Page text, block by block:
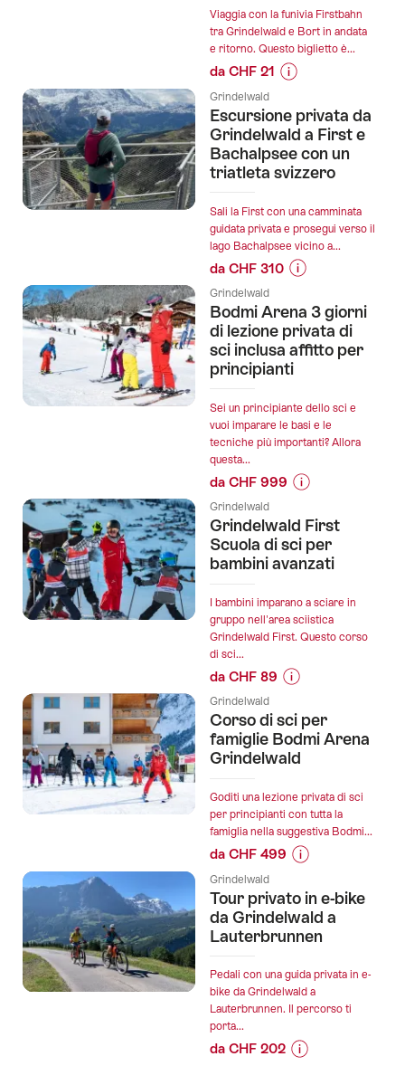
sci
o
snowboard
Männlichen":
Viaggia con la funivia Firstbahn
tra Grindelwald e Bort in andata
e ritorno. Questo biglietto è...
da CHF 21
sul
prezzo
dell’offerta
"Biglietto
Grindelwald
-
Bort
con
funivia
Firstbahn":
Grindelwald
Escursione privata da
Grindelwald a First e
Bachalpsee con un
triatleta svizzero
Sali la First con una camminata
guidata privata e prosegui verso il
lago Bachalpsee vicino a...
da CHF 310
sul
prezzo
dell’offerta
"Escursione
da
Grindelwald
a
e
con
un
triatleta
Grindelwald
Bodmi Arena 3 giorni
di lezione privata di
sci inclusa affitto per
principianti
Sei un principiante dello sci e
vuoi imparare le basi e le
tecniche più importanti? Allora
questa...
da CHF 999
sul
prezzo
dell’offerta
Arena
3
giorni
lezione
di
sci
inclusa
per
principianti":
Grindelwald
Grindelwald First
Scuola di sci per
bambini avanzati
I bambini imparano a sciare in
gruppo nell'area sciistica
Grindelwald First. Questo corso
di sci...
da CHF 89
sul
prezzo
dell’offerta
First
Scuola
di
sci
bambini
avanzati":
Grindelwald
Corso di sci per
famiglie Bodmi Arena
Grindelwald
Goditi una lezione privata di sci
per principianti con tutta la
famiglia nella suggestiva Bodmi...
da CHF 499
sul
prezzo
dell’offerta
di
sci
per
Bodmi
Grindelwald
Tour privato in e-bike
da Grindelwald a
Lauterbrunnen
Pedali con una guida privata in e-
bike da Grindelwald a
Lauterbrunnen. Il percorso ti
porta...
da CHF 202